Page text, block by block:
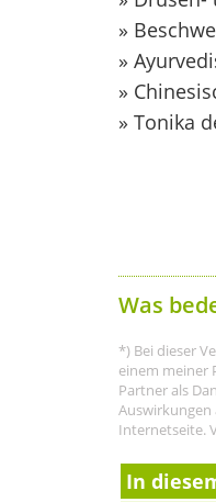
»
»
»
» Tonika
Was
*) Bei dieser
einem meiner
Partner als
Auswirkungen
Internetseite.
In